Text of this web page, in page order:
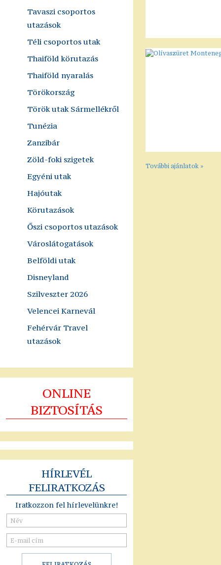
Tavaszi csoportos
utazások
Téli csoportos utak
Thaiföld körutazás
Thaiföld nyaralás
Törökország
Török utak Sármellékről
Tunézia
Zanzibár
Zöld-foki szigetek
Egyéni utak
Hajóutak
Körutazások
Őszi csoportos utazások
Városlátogatások
Belföldi utak
Disneyland
Szilveszter 2026
Velencei Karnevál
Fehérvár Travel
utazások
ONLINE
BIZTOSÍTÁS
HÍRLEVÉL
FELIRATKOZÁS
Iratkozzon fel hírlevelünkre!
További ajánlatok »